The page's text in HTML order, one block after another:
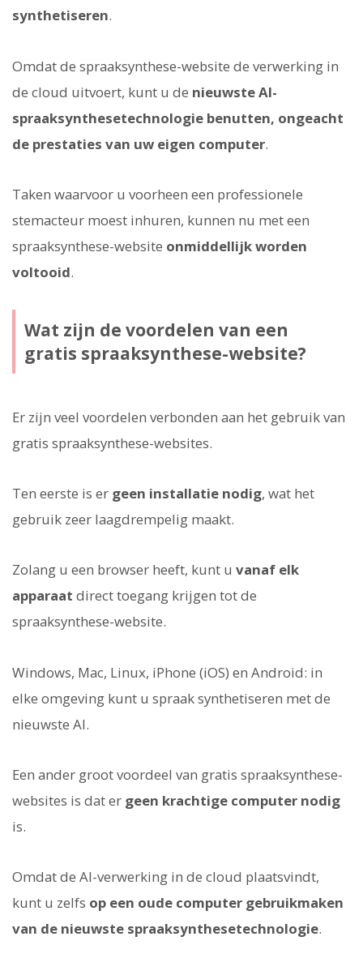
synthetiseren.
Omdat de spraaksynthese-website de verwerking in
de cloud uitvoert, kunt u de nieuwste AI-
spraaksynthesetechnologie benutten, ongeacht
de prestaties van uw eigen computer.
Taken waarvoor u voorheen een professionele
stemacteur moest inhuren, kunnen nu met een
spraaksynthese-website onmiddellijk worden
voltooid.
Wat zijn de voordelen van een
gratis spraaksynthese-website?
Er zijn veel voordelen verbonden aan het gebruik van
gratis spraaksynthese-websites.
Ten eerste is er geen installatie nodig, wat het
gebruik zeer laagdrempelig maakt.
Zolang u een browser heeft, kunt u vanaf elk
apparaat direct toegang krijgen tot de
spraaksynthese-website.
Windows, Mac, Linux, iPhone (iOS) en Android: in
elke omgeving kunt u spraak synthetiseren met de
nieuwste AI.
Een ander groot voordeel van gratis spraaksynthese-
websites is dat er geen krachtige computer nodig
is.
Omdat de AI-verwerking in de cloud plaatsvindt,
kunt u zelfs op een oude computer gebruikmaken
van de nieuwste spraaksynthesetechnologie.